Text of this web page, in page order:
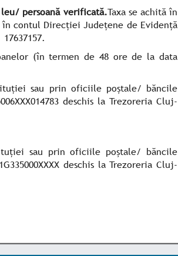
leu/ persoană verificată.Taxa se achită în
contul Direcției Județene de Evidență
(în termen de 48 ore de la data
sau prin oficiile poștale/ băncile
deschis la Trezoreria Cluj-
sau prin oficiile poștale/ băncile
deschis la Trezoreria Cluj-